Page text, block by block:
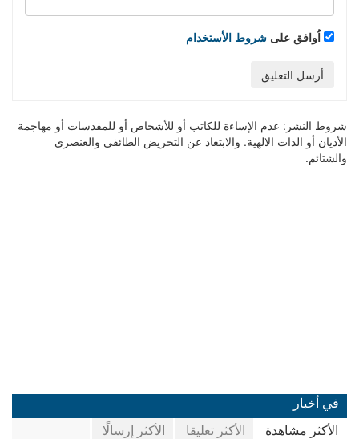
اُوافق على شروط الأستخدام
أرسل التعليق
شروط النشر: عدم الإساءة للكاتب أو للأشخاص أو للمقدسات أو مهاجمة
الأديان أو الذات الالهية. والابتعاد عن التحريض الطائفي والعنصري
والشتائم.
في أخبار
الأكثر مشاهدة الأكثر تعليقا الأكثر إرسالًا